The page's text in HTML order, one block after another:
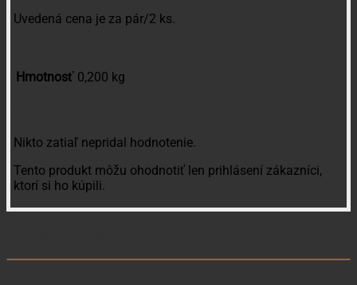
Uvedená cena je za pár/2 ks.
Hmotnosť 0,200 kg
Nikto zatiaľ nepridal hodnotenie.
Tento produkt môžu ohodnotiť len prihlásení zákazníci,
ktorí si ho kúpili.